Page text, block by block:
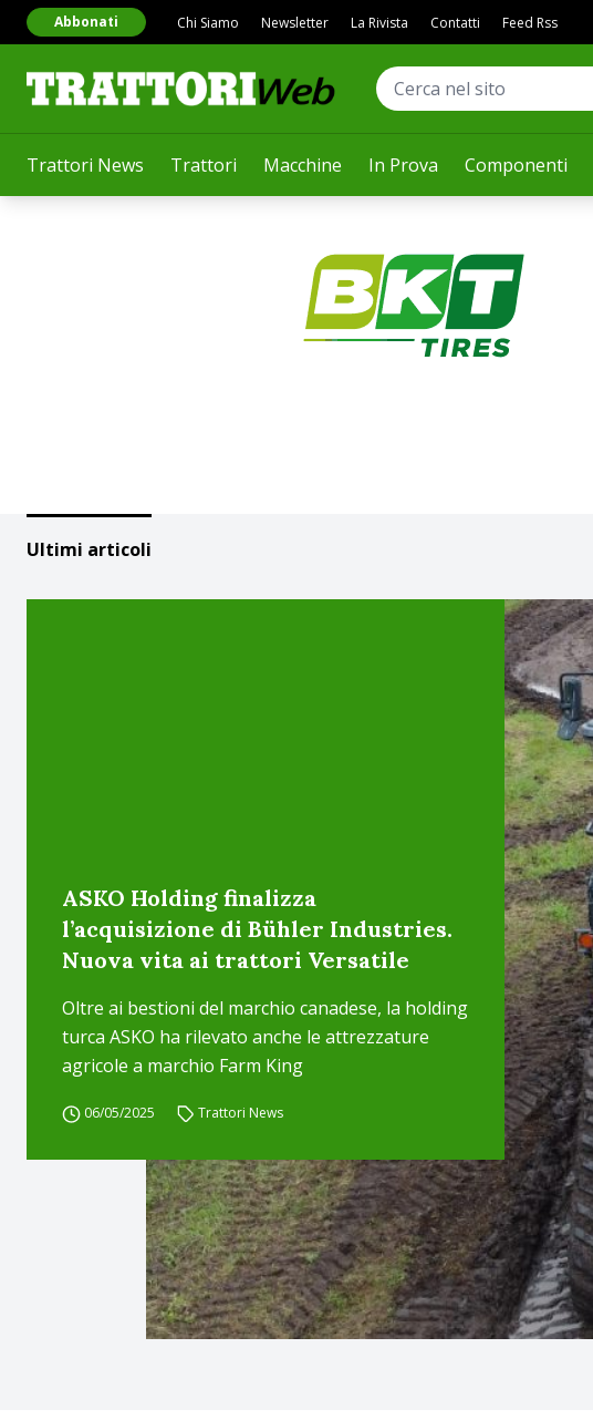
Trattori News Trattori Macchine In Prova Componenti
Abbonati Chi Siamo Newsletter La Rivista Contatti Feed Rss
Ultimi articoli
ASKO Holding finalizza
l’acquisizione di Bühler Industries.
Nuova vita ai trattori Versatile
Oltre ai bestioni del marchio canadese, la holding
turca ASKO ha rilevato anche le attrezzature
agricole a marchio Farm King
06/05/2025 Trattori News